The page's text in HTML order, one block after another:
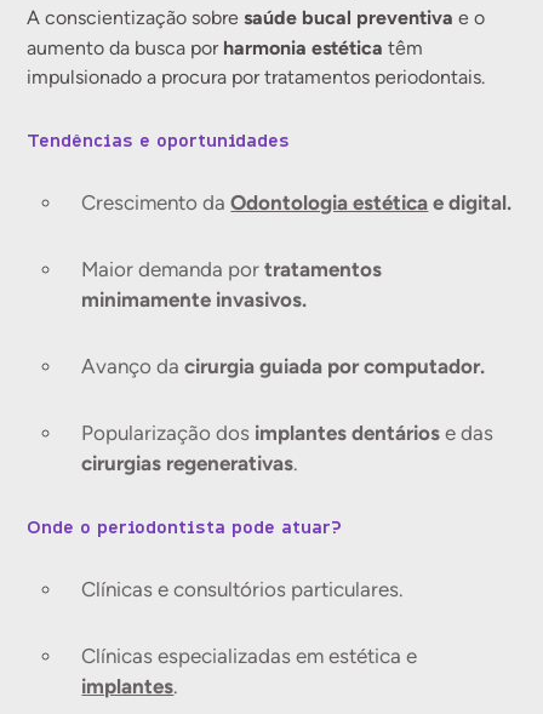
A conscientização sobresaúde bucal preventiva e o
aumento da busca por harmonia estética têm
impulsionado a procura por tratamentos periodontais.
Tendências e oportunidades
Crescimento daOdontologia estética e digital.
Maior demanda portratamentos
minimamente invasivos.
Avanço dacirurgia guiada por computador.
Popularização dos implantes dentários e das
cirurgias regenerativas.
Onde o periodontista pode atuar?
Clínicas e consultórios particulares.
Clínicas especializadas em estética e
implantes.